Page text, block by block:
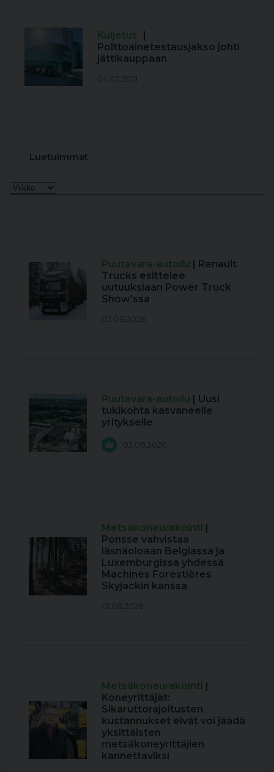
Kuljetus |
Polttoainetestausjakso johti
jättikauppaan
04.02.2021
Luetuimmat
Puutavara-autoilu | Renault
Trucks esittelee
uutuuksiaan Power Truck
Show'ssa
03.08.2026
Puutavara-autoilu | Uusi
tukikohta kasvaneelle
yritykselle
02.08.2026
Metsäkoneurakointi |
Ponsse vahvistaa
läsnäoloaan Belgiassa ja
Luxemburgissa yhdessä
Machines Forestières
Skyjackin kanssa
01.08.2026
Metsäkoneurakointi |
Koneyrittäjät:
Sikaruttorajoitusten
kustannukset eivät voi jäädä
yksittäisten
metsäkoneyrittäjien
kannettaviksi